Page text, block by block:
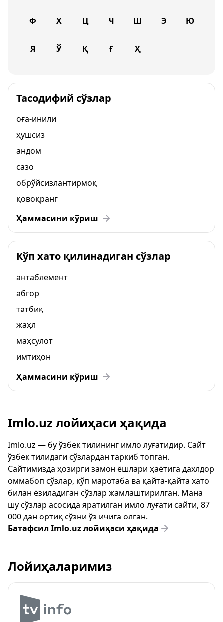
Ф Х Ц Ч Ш Э Ю
Я Ў Қ Ғ Ҳ
Тасодифий сўзлар
оға-инили
ҳушсиз
андом
сазо
обрўйсизлантирмоқ
қовоқранг
Ҳаммасини кўриш
Кўп хато қилинадиган сўзлар
антаблемент
абгор
татбиқ
жаҳл
маҳсулот
имтиҳон
Ҳаммасини кўриш
Imlo.uz лойиҳаси ҳақида
Imlo.uz — бу ўзбек тилининг имло луғатидир. Сайт
ўзбек тилидаги сўзлардан таркиб топган.
Сайтимизда ҳозирги замон ёшлари ҳаётига дахлдор
оммабоп сўзлар, кўп маротаба ва қайта-қайта хато
билан ёзиладиган сўзлар жамлаштирилган. Мана
шу сўзлар асосида яратилган имло луғати сайти, 87
000 дан ортиқ сўзни ўз ичига олган.
Батафсил Imlo.uz лойиҳаси ҳақида
Лойиҳаларимиз